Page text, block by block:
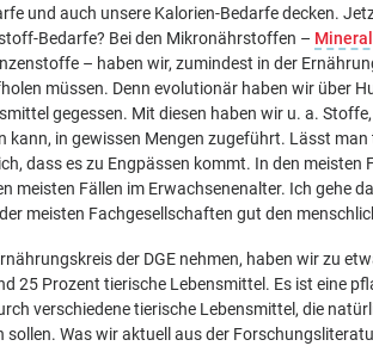
und auch unsere Kalorien-Bedarfe decken.
Bedarfe? Bei den Mikronährstoffen –
– haben wir, zumindest in der
müssen. Denn evolutionär haben wir über
gegessen. Mit diesen haben wir u. a.
kann, in gewissen Mengen zugeführt. Lässt
dass es zu Engpässen kommt. In den meisten
meisten Fällen im Erwachsenenalter. Ich gehe
meisten Fachgesellschaften gut den
der DGE nehmen, haben wir zu
25 Prozent tierische Lebensmittel. Es ist eine
verschiedene tierische Lebensmittel, die
sollen. Was wir aktuell aus der